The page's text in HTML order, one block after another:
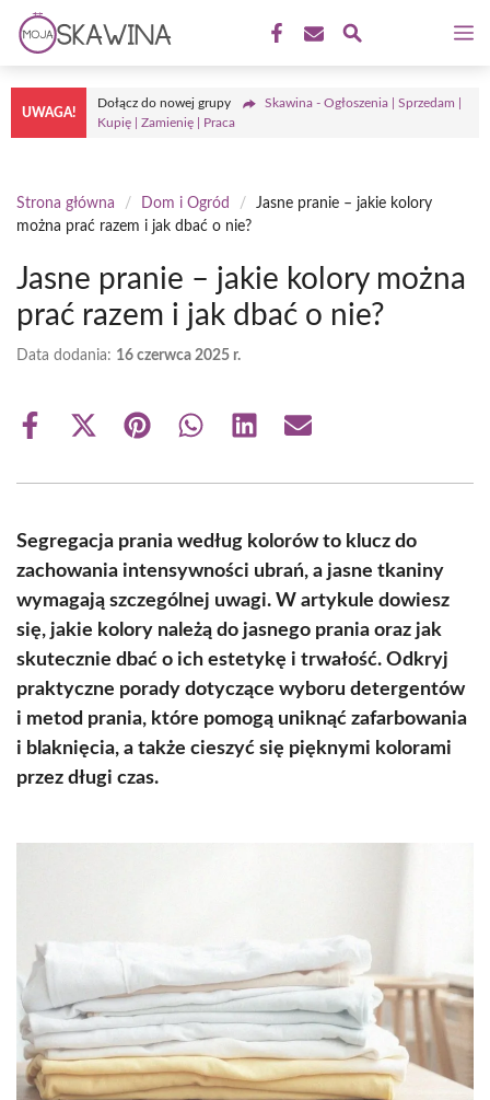
Przejdź
treści
UWAGA!
Dołącz do nowej grupy
Skawina - Ogłoszenia | Sprzedam |
Kupię | Zamienię | Praca
Strona główna / Dom i Ogród /
Jasne pranie – jakie kolory
można prać razem i jak dbać o nie?
Jasne pranie – jakie kolory można
prać razem i jak dbać o nie?
Data dodania: 16 czerwca 2025 r.
Share
Share
(Twitter)
Share Share Share Share
Segregacja prania według kolorów to klucz do
zachowania intensywności ubrań, a jasne tkaniny
wymagają szczególnej uwagi. W artykule dowiesz
się, jakie kolory należą do jasnego prania oraz jak
skutecznie dbać o ich estetykę i trwałość. Odkryj
praktyczne porady dotyczące wyboru detergentów
i metod prania, które pomogą uniknąć zafarbowania
i blaknięcia, a także cieszyć się pięknymi kolorami
przez długi czas.